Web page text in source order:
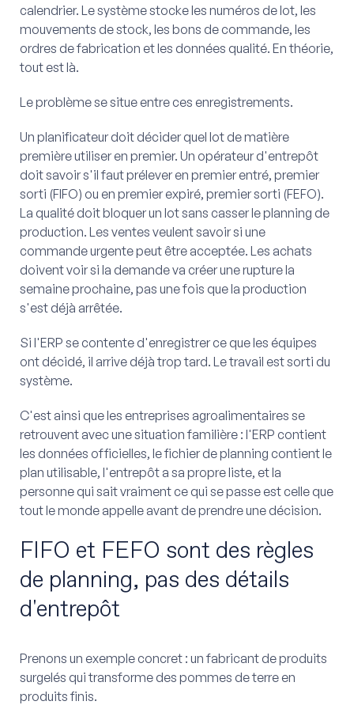
calendrier. Le système stocke les numéros de lot, les
mouvements de stock, les bons de commande, les
ordres de fabrication et les données qualité. En théorie,
tout est là.
Le problème se situe entre ces enregistrements.
Un planificateur doit décider quel lot de matière
première utiliser en premier. Un opérateur d'entrepôt
doit savoir s'il faut prélever en premier entré, premier
sorti (FIFO) ou en premier expiré, premier sorti (FEFO).
La qualité doit bloquer un lot sans casser le planning de
production. Les ventes veulent savoir si une
commande urgente peut être acceptée. Les achats
doivent voir si la demande va créer une rupture la
semaine prochaine, pas une fois que la production
s'est déjà arrêtée.
Si l'ERP se contente d'enregistrer ce que les équipes
ont décidé, il arrive déjà trop tard. Le travail est sorti du
système.
C'est ainsi que les entreprises agroalimentaires se
retrouvent avec une situation familière : l'ERP contient
les données officielles, le fichier de planning contient le
plan utilisable, l'entrepôt a sa propre liste, et la
personne qui sait vraiment ce qui se passe est celle que
tout le monde appelle avant de prendre une décision.
FIFO et FEFO sont des règles
de planning, pas des détails
d'entrepôt
Prenons un exemple concret : un fabricant de produits
surgelés qui transforme des pommes de terre en
produits finis.